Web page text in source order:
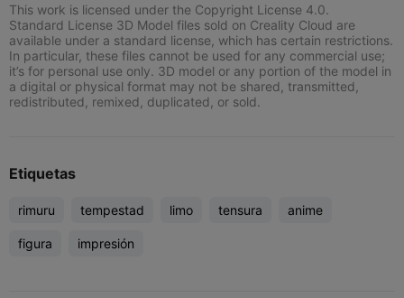
This work is licensed under the Copyright License 4.0.
Standard License 3D Model files sold on Creality Cloud are
available under a standard license, which has certain restrictions.
In particular, these files cannot be used for any commercial use;
it’s for personal use only. 3D model or any portion of the model in
a digital or physical format may not be shared, transmitted,
redistributed, remixed, duplicated, or sold.
Etiquetas
rimuru tempestad limo tensura anime
figura impresión